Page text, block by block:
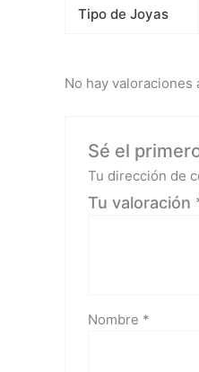
Tipo de Joyas
No hay valoraciones
Sé el
Tu dirección de
Tu valoración
Nombre *